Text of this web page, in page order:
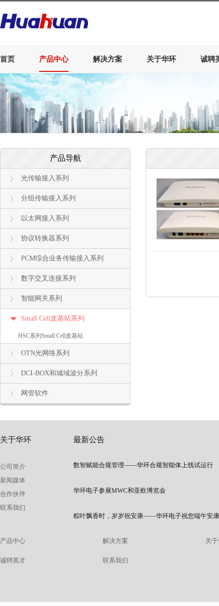
首页 产品中心 解决方案 关于华环 诚聘
产品导航
光传输接入系列
分组传输接入系列
以太网接入系列
协议转换器系列
PCM综合业务传输接入系列
数字交叉连接系列
智能网关系列
Small Cell皮基站系列
HSC系列Small Cell皮基站
OTN光网络系列
DCI-BOX和城域波分系列
网管软件
关于华环
公司简介
新闻媒体
合作伙伴
联系我们
最新公告
数智赋能合规管理——华环合规智能体上线试运行
华环电子参展MWC和亚欧博览会
粽叶飘香时，岁岁祝安康——华环电子祝您端午安康
产品中心 解决方案 关
诚聘英才 联系我们